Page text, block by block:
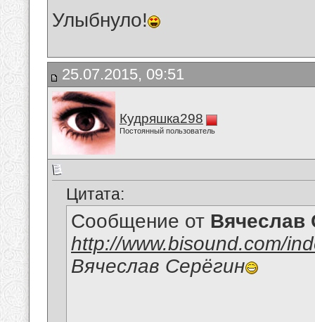
Улыбнуло!
25.07.2015, 09:51
Кудряшка298
Постоянный пользователь
Цитата:
Сообщение от Вячеслав
http://www.bisound.com/
Вячеслав Серёгин